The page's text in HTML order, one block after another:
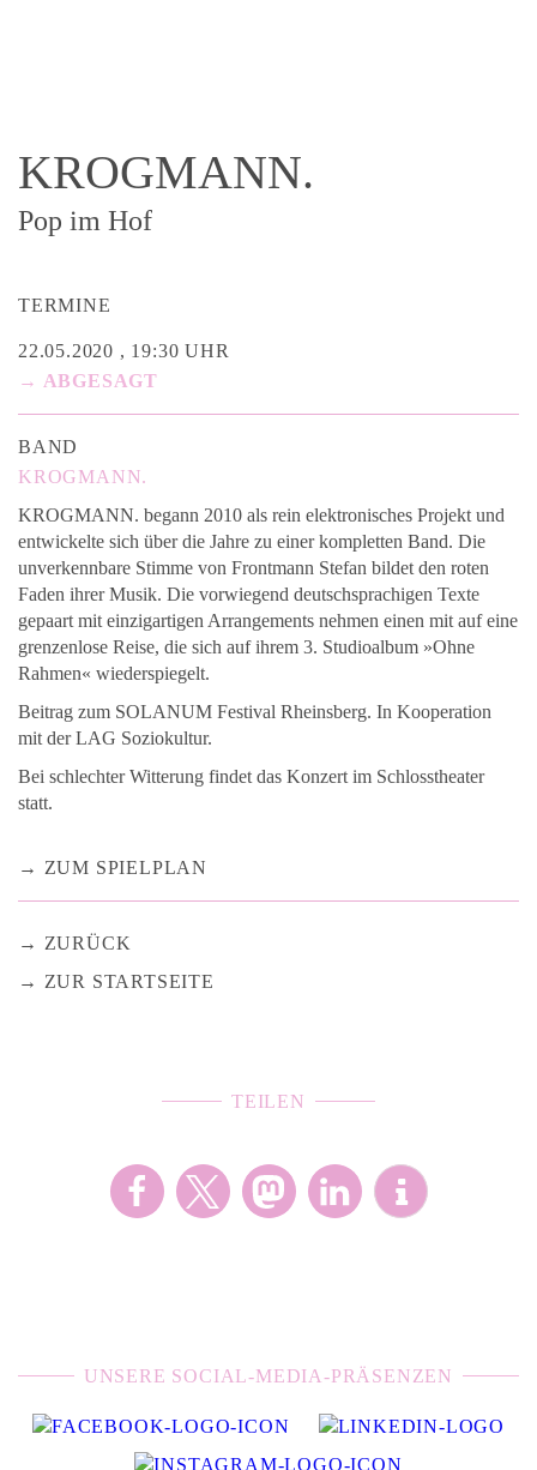
KROGMANN.
Pop im Hof
TERMINE
22.05.2020 , 19:30 UHR
→ ABGESAGT
BAND
KROGMANN.
KROGMANN. begann 2010 als rein elektronisches Projekt und
entwickelte sich über die Jahre zu einer kompletten Band. Die
unverkennbare Stimme von Frontmann Stefan bildet den roten
Faden ihrer Musik. Die vorwiegend deutschsprachigen Texte
gepaart mit einzigartigen Arrangements nehmen einen mit auf eine
grenzenlose Reise, die sich auf ihrem 3. Studioalbum »Ohne
Rahmen« wiederspiegelt.
Beitrag zum SOLANUM Festival Rheinsberg. In Kooperation
mit der LAG Soziokultur.
Bei schlechter Witterung findet das Konzert im Schlosstheater
statt.
ZUM SPIELPLAN
ZURÜCK
ZUR STARTSEITE
TEILEN
UNSERE SOCIAL-MEDIA-PRÄSENZEN